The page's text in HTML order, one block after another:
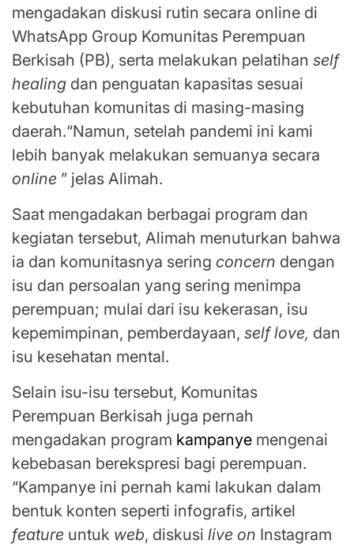
mengadakan diskusi rutin secara online di
WhatsApp Group Komunitas Perempuan
Berkisah (PB), serta melakukan pelatihan self
healing dan penguatan kapasitas sesuai
kebutuhan komunitas di masing-masing
daerah.“Namun, setelah pandemi ini kami
lebih banyak melakukan semuanya secara
online ” jelas Alimah.
Saat mengadakan berbagai program dan
kegiatan tersebut, Alimah menuturkan bahwa
ia dan komunitasnya sering concern dengan
isu dan persoalan yang sering menimpa
perempuan; mulai dari isu kekerasan, isu
kepemimpinan, pemberdayaan, self love, dan
isu kesehatan mental.
Selain isu-isu tersebut, Komunitas
Perempuan Berkisah juga pernah
mengadakan program kampanye mengenai
kebebasan berekspresi bagi perempuan.
“Kampanye ini pernah kami lakukan dalam
bentuk konten seperti infografis, artikel
feature untuk web, diskusi live on Instagram